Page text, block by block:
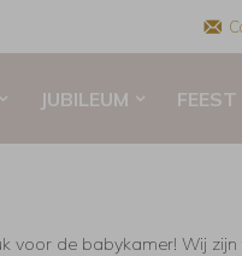
JUBILEUM FEEST
voor de babykamer! Wij